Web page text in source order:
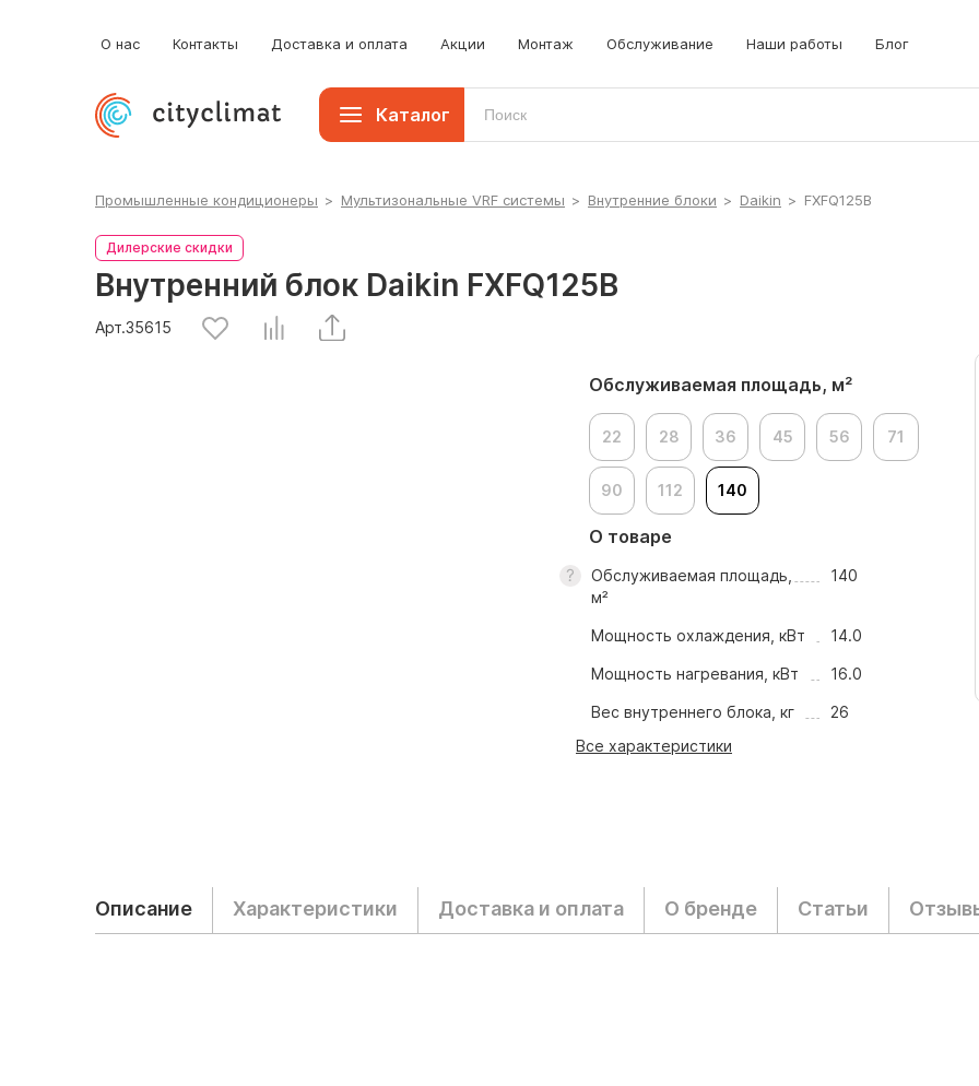
О нас Контакты Доставка и оплата Акции Монтаж Обслуживание Наши работы Блог
Каталог
Промышленные кондиционеры > Мультизональные VRF системы > Внутренние блоки > Daikin > FXFQ125B
Дилерские скидки
Внутренний блок Daikin FXFQ125B
Арт.35615
Обслуживаемая площадь, м²
22 28 36 45 56 71
90 112 140
О товаре
Обслуживаемая площадь,
м²
140
Мощность охлаждения, кВт 14.0
Мощность нагревания, кВт 16.0
Вес внутреннего блока, кг
26
Все характеристики
Описание Характеристики Доставка и оплата О бренде Статьи